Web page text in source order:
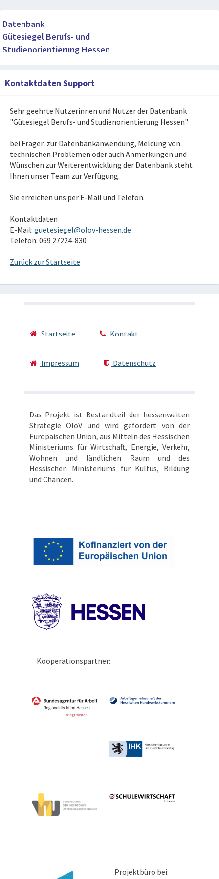
Datenbank
Gütesiegel Berufs- und
Studienorientierung Hessen
Kontaktdaten Support
Sehr geehrte Nutzerinnen und Nutzer der Datenbank
"Gütesiegel Berufs- und Studienorientierung Hessen"
bei Fragen zur Datenbankanwendung, Meldung von
technischen Problemen oder auch Anmerkungen und
Wünschen zur Weiterentwicklung der Datenbank steht
Ihnen unser Team zur Verfügung.
Sie erreichen uns per E-Mail und Telefon.
Kontaktdaten
E-Mail: guetesiegel@olov-hessen.de
Telefon: 069 27224-830
Zurück zur Startseite
Startseite Kontakt
Impressum Datenschutz
Das Projekt ist Bestandteil der hessenweiten
Strategie OloV und wird gefördert von der
Europäischen Union, aus Mitteln des Hessischen
Ministeriums für Wirtschaft, Energie, Verkehr,
Wohnen und ländlichen Raum und des
Hessischen Ministeriums für Kultus, Bildung
und Chancen.
Kooperationspartner:
Projektbüro bei: